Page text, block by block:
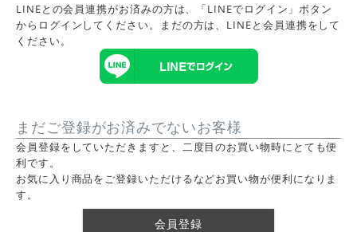
LINEとの会員連携がお済みの方は、「LINEでログイン」ボタン
からログインしてください。まだの方は、 LINEと会員連携をして
ください。
まだご登録がお済みでないお客様
会員登録をしていただきますと、二度目のお買い物時にとても便
利です。
お気に入り商品をご登録いただけるなどお買い物が便利になりま
す。
会員登録